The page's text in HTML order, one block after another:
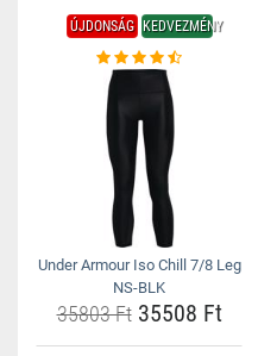
ÚJDONSÁG KEDVEZMÉNY
Under Armour Iso Chill 7/8 Leg
NS-BLK
35803 Ft35508 Ft